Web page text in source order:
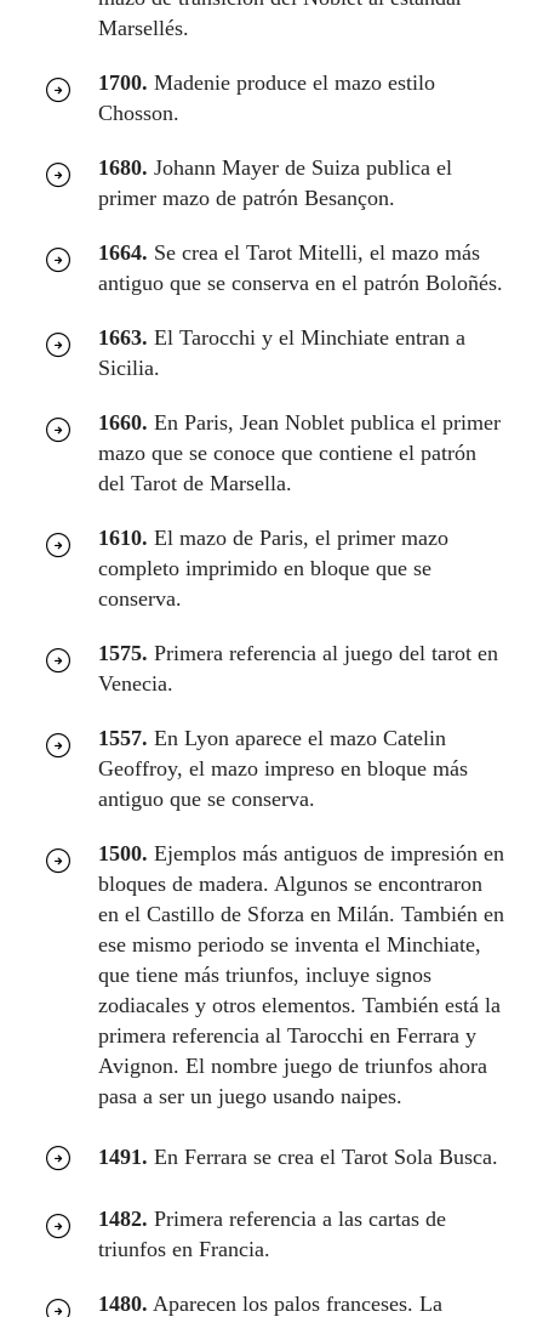
Marsellés.
1700. Madenie produce el mazo estilo
Chosson.
1680. Johann Mayer de Suiza publica el
primer mazo de patrón Besançon.
1664. Se crea el Tarot Mitelli, el mazo más
antiguo que se conserva en el patrón Boloñés.
1663. El Tarocchi y el Minchiate entran a
Sicilia.
1660. En Paris, Jean Noblet publica el primer
mazo que se conoce que contiene el patrón
del Tarot de Marsella.
1610. El mazo de Paris, el primer mazo
completo imprimido en bloque que se
conserva.
1575. Primera referencia al juego del tarot en
Venecia.
1557. En Lyon aparece el mazo Catelin
Geoffroy, el mazo impreso en bloque más
antiguo que se conserva.
1500. Ejemplos más antiguos de impresión en
bloques de madera. Algunos se encontraron
en el Castillo de Sforza en Milán. También en
ese mismo periodo se inventa el Minchiate,
que tiene más triunfos, incluye signos
zodiacales y otros elementos. También está la
primera referencia al Tarocchi en Ferrara y
Avignon. El nombre juego de triunfos ahora
pasa a ser un juego usando naipes.
1491. En Ferrara se crea el Tarot Sola Busca.
1482. Primera referencia a las cartas de
triunfos en Francia.
1480. Aparecen los palos franceses. La